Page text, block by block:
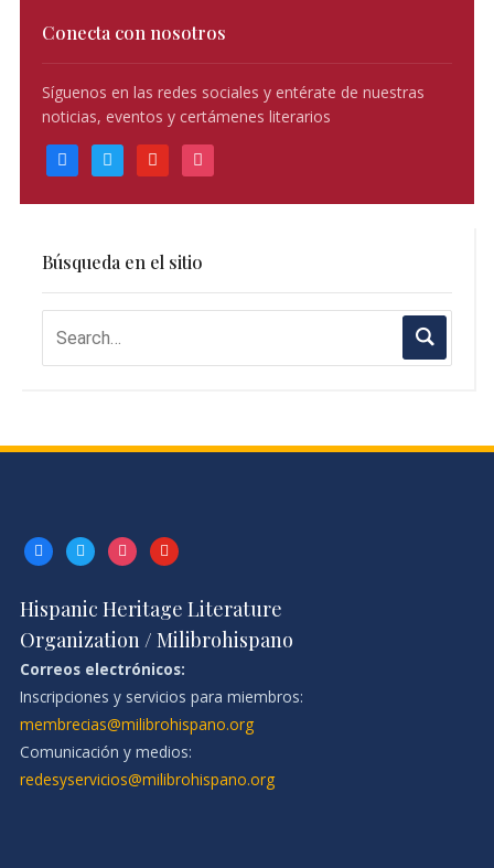
Conecta con nosotros
Síguenos en las redes sociales y entérate de nuestras
noticias, eventos y certámenes literarios
facebooktwitter youtube instagram
Búsqueda en el sitio
facebooktwitterinstagramyoutube
Hispanic Heritage Literature
Organization / Milibrohispano
Correos electrónicos:
Inscripciones y servicios para miembros:
membrecias@milibrohispano.org
Comunicación y medios:
redesyservicios@milibrohispano.org